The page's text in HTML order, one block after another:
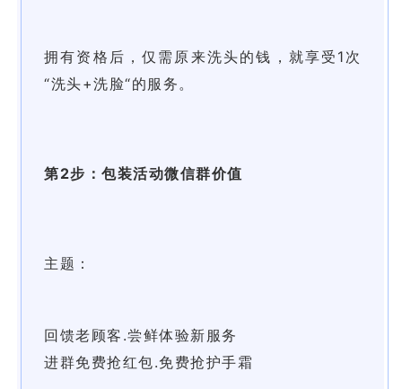
拥有资格后，仅需原来洗头的钱，就享受1次
“洗头+洗脸“的服务。
第2步：包装活动微信群价值
主题：
回馈老顾客.尝鲜体验新服务
进群免费抢红包.免费抢护手霜